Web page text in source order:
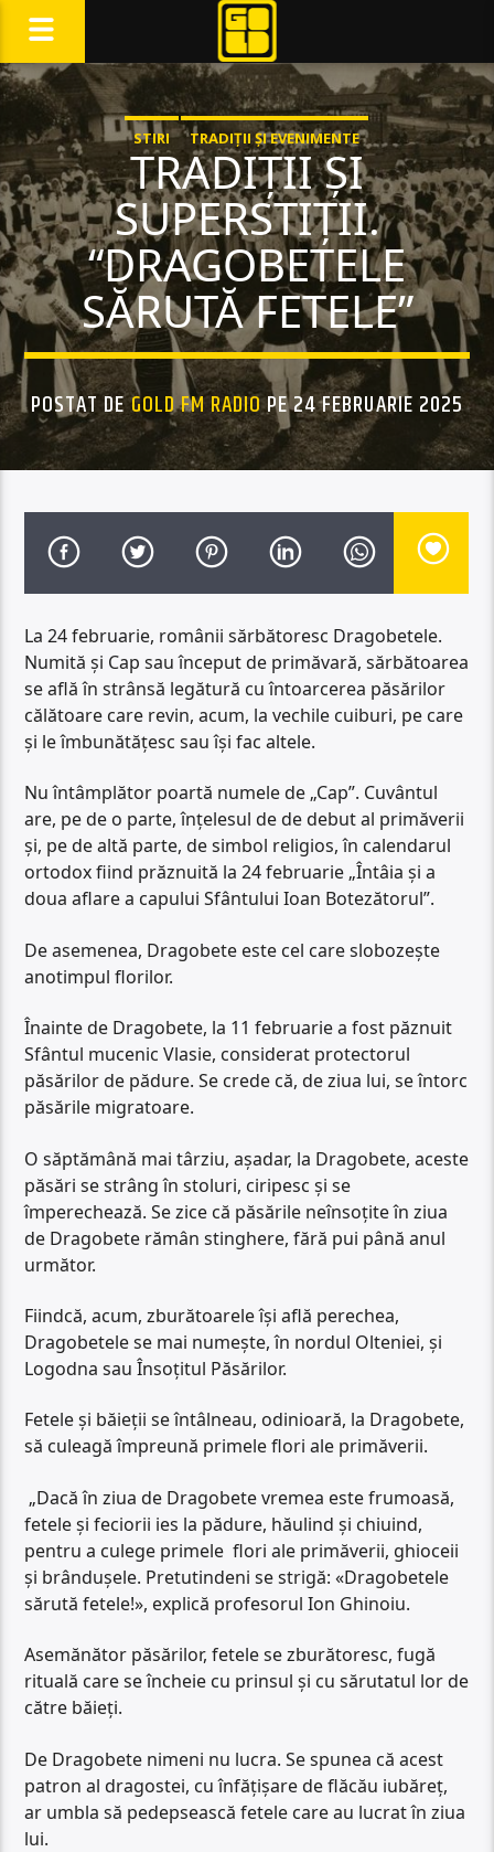
STIRI TRADIȚII ȘI EVENIMENTE
TRADIŢII ŞI
SUPERSTIŢII.
“DRAGOBETELE
SĂRUTĂ FETELE”
POSTAT DEGOLD FM RADIOPE 24 FEBRUARIE 2025
La 24 februarie, românii sărbătoresc Dragobetele.
Numită şi Cap sau început de primăvară, sărbătoarea
se află în strânsă legătură cu întoarcerea păsărilor
călătoare care revin, acum, la vechile cuiburi, pe care
şi le îmbunătăţesc sau îşi fac altele.
Nu întâmplător poartă numele de „Cap”. Cuvântul
are, pe de o parte, înţelesul de de debut al primăverii
şi, pe de altă parte, de simbol religios, în calendarul
ortodox fiind prăznuită la 24 februarie „Întâia şi a
doua aflare a capului Sfântului Ioan Botezătorulˮ.
De asemenea, Dragobete este cel care slobozeşte
anotimpul florilor.
Înainte de Dragobete, la 11 februarie a fost păznuit
Sfântul mucenic Vlasie, considerat protectorul
păsărilor de pădure. Se crede că, de ziua lui, se întorc
păsările migratoare.
O săptămână mai târziu, aşadar, la Dragobete, aceste
păsări se strâng în stoluri, ciripesc şi se
împerechează. Se zice că păsările neînsoţite în ziua
de Dragobete rămân stinghere, fără pui până anul
următor.
Fiindcă, acum, zburătoarele îşi află perechea,
Dragobetele se mai numeşte, în nordul Olteniei, şi
Logodna sau Însoţitul Păsărilor.
Fetele şi băieţii se întâlneau, odinioară, la Dragobete,
să culeagă împreună primele flori ale primăverii.
„Dacă în ziua de Dragobete vremea este frumoasă,
fetele şi feciorii ies la pădure, hăulind şi chiuind,
pentru a culege primele flori ale primăverii, ghioceii
şi brânduşele. Pretutindeni se strigă: «Dragobetele
sărută fetele!», explică profesorul Ion Ghinoiu.
Asemănător păsărilor, fetele se zburătoresc, fugă
rituală care se încheie cu prinsul şi cu sărutatul lor de
către băieţi.
De Dragobete nimeni nu lucra. Se spunea că acest
patron al dragostei, cu înfăţişare de flăcău iubăreţ,
ar umbla să pedepsească fetele care au lucrat în ziua
lui.